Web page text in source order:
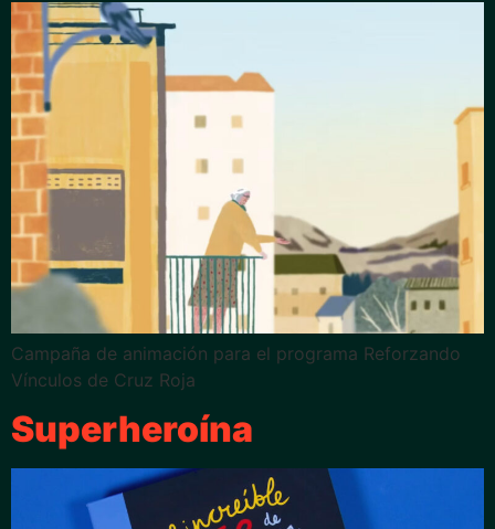
Campaña de animación para el programa Reforzando
Vínculos de Cruz Roja
Superheroína